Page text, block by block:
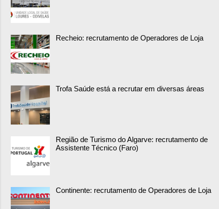
Recheio: recrutamento de Operadores de Loja
Trofa Saúde está a recrutar em diversas áreas
Região de Turismo do Algarve: recrutamento de
Assistente Técnico (Faro)
Continente: recrutamento de Operadores de Loja